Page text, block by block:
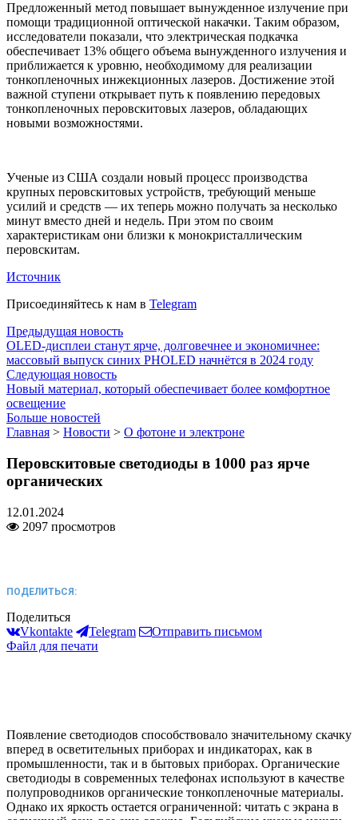
Предложенный метод повышает вынужденное излучение при
помощи традиционной оптической накачки. Таким образом,
исследователи показали, что электрическая подкачка
обеспечивает 13% общего объема вынужденного излучения и
приближается к уровню, необходимому для реализации
тонкопленочных инжекционных лазеров. Достижение этой
важной ступени открывает путь к появлению передовых
тонкопленочных перовскитовых лазеров, обладающих
новыми возможностями.
Ученые из США создали новый процесс производства
крупных перовскитовых устройств, требующий меньше
усилий и средств — их теперь можно получать за несколько
минут вместо дней и недель. При этом по своим
характеристикам они близки к монокристаллическим
перовскитам.
Источник
Присоединяйтесь к нам в Telegram
Предыдущая новость
OLED-дисплеи станут ярче, долговечнее и экономичнее:
массовый выпуск синих PHOLED начнётся в 2024 году
Следующая новость
Новый материал, который обеспечивает более комфортное
освещение
Больше новостей
Главная > Новости > О фотоне и электроне
Перовскитовые светодиоды в 1000 раз ярче
органических
12.01.2024
2097 просмотров
ПОДЕЛИТЬСЯ:
Поделиться
Vkontakte
Telegram
Отправить письмом
Файл для печати
Появление светодиодов способствовало значительному скачку
вперед в осветительных приборах и индикаторах, как в
промышленности, так и в бытовых приборах. Органические
светодиоды в современных телефонах используют в качестве
полупроводников органические тонкопленочные материалы.
Однако их яркость остается ограниченной: читать с экрана в